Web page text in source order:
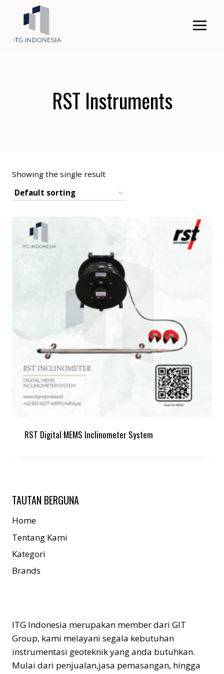
RST Instruments
Showing the single result
RST Digital MEMS Inclinometer System
TAUTAN BERGUNA
Home
Tentang Kami
Kategori
Brands
ITG Indonesia merupakan member dari GIT
Group, kami melayani segala kebutuhan
instrumentasi geoteknik yang anda butuhkan.
Mulai dari penjualan,jasa pemasangan, hingga